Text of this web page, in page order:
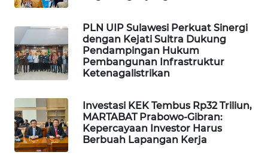
PLN UIP Sulawesi Perkuat Sinergi
dengan Kejati Sultra Dukung
Pendampingan Hukum
Pembangunan Infrastruktur
Ketenagalistrikan
Investasi KEK Tembus Rp32 Triliun,
MARTABAT Prabowo-Gibran:
Kepercayaan Investor Harus
Berbuah Lapangan Kerja
ID
MARTABAT
NET
PLN
WATCH
MKLI